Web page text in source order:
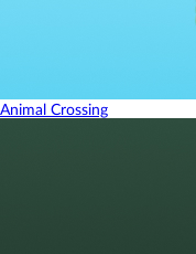
Animal Crossing